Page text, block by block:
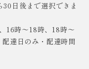
日後まで選択できま
16時～18時、18時～
達日のみ・配達時間